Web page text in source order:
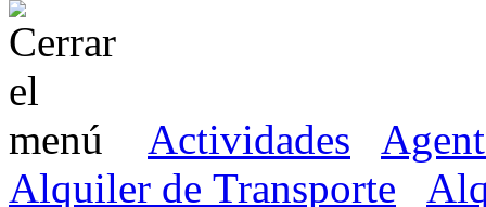
Actividades
Alquiler de Transporte